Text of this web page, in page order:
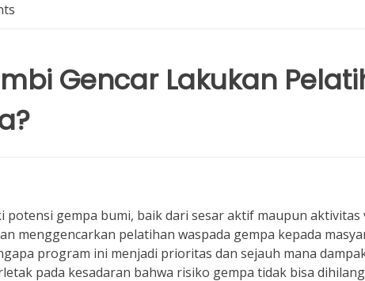
Gencar Lakukan
potensi gempa bumi, baik dari sesar aktif maupun aktivitas
menggencarkan pelatihan waspada gempa kepada
program ini menjadi prioritas dan sejauh mana
pada kesadaran bahwa risiko gempa tidak bisa